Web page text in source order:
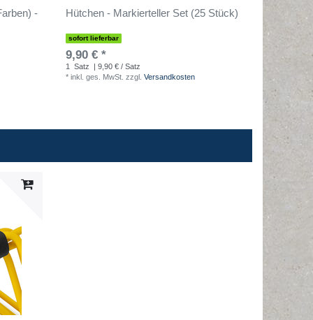
-
Hütchen - Markierteller Set (25 Stück)
sofort lieferbar
9,90 € *
1 Satz
| 9,90 € / Satz
* inkl. ges. MwSt. zzgl. Versandkosten
24,90